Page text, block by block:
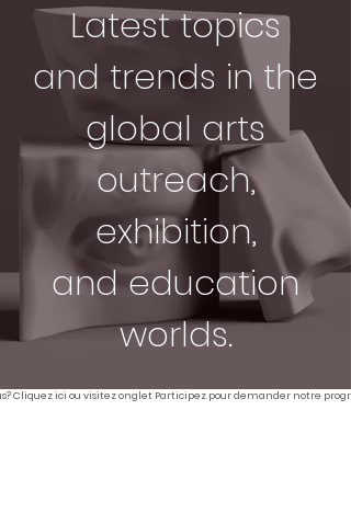
Latest topics
and trends in the
global arts
outreach,
exhibition,
and education
worlds.
Cliquez ici ou visitez onglet Participez pour demander notre